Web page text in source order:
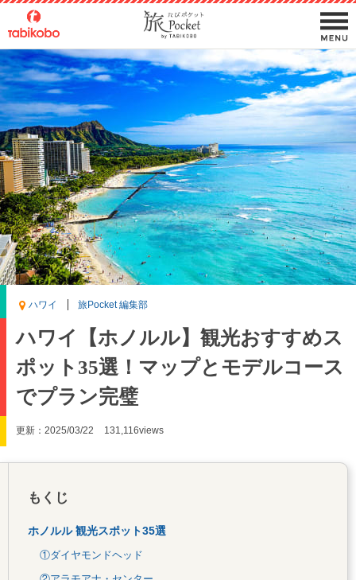
ハワイ 旅Pocket 編集部
ハワイ【ホノルル】観光おすすめス
ポット35選！マップとモデルコース
でプラン完璧
更新：2025/03/22 131,116views
もくじ
ホノルル 観光スポット35選
①ダイヤモンドヘッド